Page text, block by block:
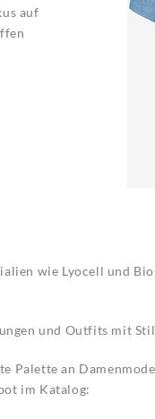
auf
wie Lyocell und
und Outfits mit
Palette an
im Katalog: